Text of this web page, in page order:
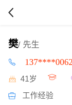
樊/ 先生
137****0062
41岁
工作经验